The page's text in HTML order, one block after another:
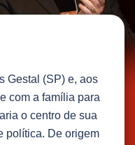
Gestal (SP) e, aos
com a família para
o centro de sua
política. De origem